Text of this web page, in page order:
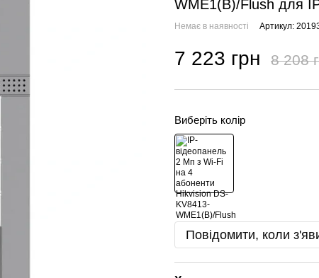
WME1(B)/Flush для
Немає в наявності Артикул:
7 223 грн 8 208
Виберіть колір
Повідомити, коли